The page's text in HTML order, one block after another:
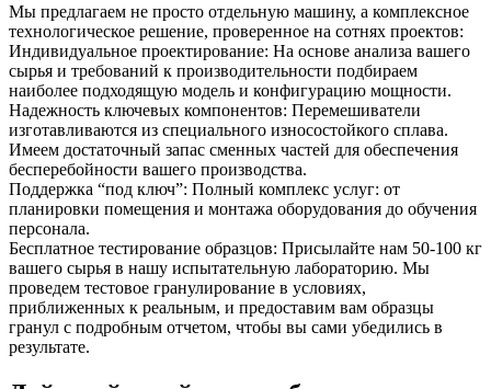
Мы предлагаем не просто отдельную машину, а комплексное
технологическое решение, проверенное на сотнях проектов:
Индивидуальное проектирование: На основе анализа вашего
сырья и требований к производительности подбираем
наиболее подходящую модель и конфигурацию мощности.
Надежность ключевых компонентов: Перемешиватели
изготавливаются из специального износостойкого сплава.
Имеем достаточный запас сменных частей для обеспечения
бесперебойности вашего производства.
Поддержка “под ключ”: Полный комплекс услуг: от
планировки помещения и монтажа оборудования до обучения
персонала.
Бесплатное тестирование образцов: Присылайте нам 50-100 кг
вашего сырья в нашу испытательную лабораторию. Мы
проведем тестовое гранулирование в условиях,
приближенных к реальным, и предоставим вам образцы
гранул с подробным отчетом, чтобы вы сами убедились в
результате.